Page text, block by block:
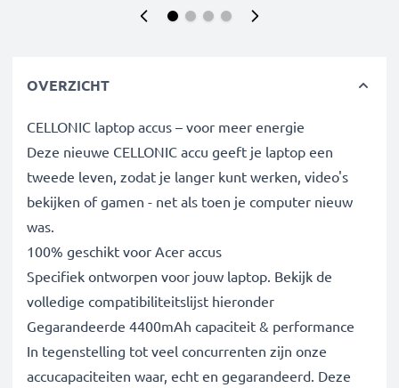
OVERZICHT
CELLONIC laptop accus – voor meer energie
Deze nieuwe CELLONIC accu geeft je laptop een
tweede leven, zodat je langer kunt werken, video's
bekijken of gamen - net als toen je computer nieuw
was.
100% geschikt voor Acer accus
Specifiek ontworpen voor jouw laptop. Bekijk de
volledige compatibiliteitslijst hieronder
Gegarandeerde 4400mAh capaciteit & performance
In tegenstelling tot veel concurrenten zijn onze
accucapaciteiten waar, echt en gegarandeerd. Deze